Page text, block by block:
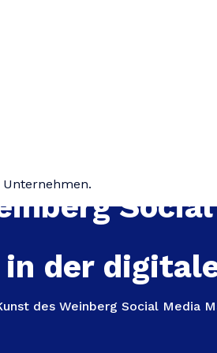
der
des Weinberg Social Media